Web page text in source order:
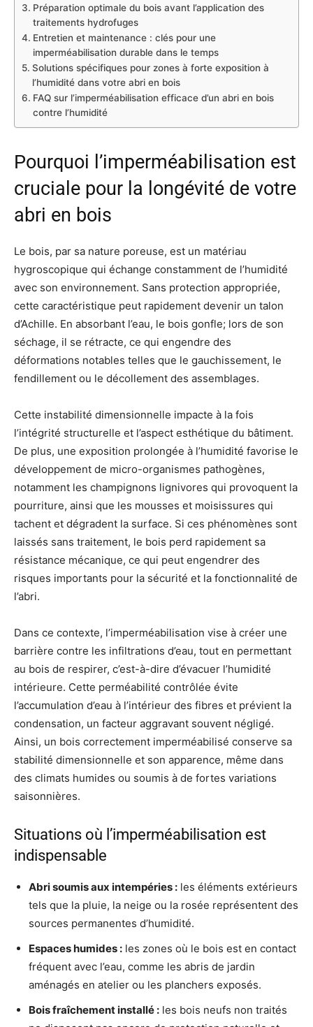
Préparation optimale du bois avant l’application des
traitements hydrofuges
Entretien et maintenance : clés pour une
imperméabilisation durable dans le temps
Solutions spécifiques pour zones à forte exposition à
l’humidité dans votre abri en bois
FAQ sur l’imperméabilisation efficace d’un abri en bois
contre l’humidité
Pourquoi l’imperméabilisation est
cruciale pour la longévité de votre
abri en bois
Le bois, par sa nature poreuse, est un matériau
hygroscopique qui échange constamment de l’humidité
avec son environnement. Sans protection appropriée,
cette caractéristique peut rapidement devenir un talon
d’Achille. En absorbant l’eau, le bois gonfle; lors de son
séchage, il se rétracte, ce qui engendre des
déformations notables telles que le gauchissement, le
fendillement ou le décollement des assemblages.
Cette instabilité dimensionnelle impacte à la fois
l’intégrité structurelle et l’aspect esthétique du bâtiment.
De plus, une exposition prolongée à l’humidité favorise le
développement de micro-organismes pathogènes,
notamment les champignons lignivores qui provoquent la
pourriture, ainsi que les mousses et moisissures qui
tachent et dégradent la surface. Si ces phénomènes sont
laissés sans traitement, le bois perd rapidement sa
résistance mécanique, ce qui peut engendrer des
risques importants pour la sécurité et la fonctionnalité de
l’abri.
Dans ce contexte, l’imperméabilisation vise à créer une
barrière contre les infiltrations d’eau, tout en permettant
au bois de respirer, c’est-à-dire d’évacuer l’humidité
intérieure. Cette perméabilité contrôlée évite
l’accumulation d’eau à l’intérieur des fibres et prévient la
condensation, un facteur aggravant souvent négligé.
Ainsi, un bois correctement imperméabilisé conserve sa
stabilité dimensionnelle et son apparence, même dans
des climats humides ou soumis à de fortes variations
saisonnières.
Situations où l’imperméabilisation est
indispensable
Abri soumis aux intempéries : les éléments extérieurs
tels que la pluie, la neige ou la rosée représentent des
sources permanentes d’humidité.
Espaces humides : les zones où le bois est en contact
fréquent avec l’eau, comme les abris de jardin
aménagés en atelier ou les planchers exposés.
Bois fraîchement installé : les bois neufs non traités